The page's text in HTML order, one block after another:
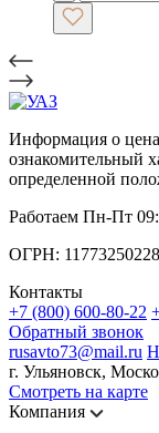
Информация о
ознакомительный
определенной
Работаем Пн-Пт
ОГРН:
Контакты
+7 (800) 600-80-22
Обратный звонок
rusavto73@mail.ru
г. Ульяновск,
Смотреть на карте
Компания